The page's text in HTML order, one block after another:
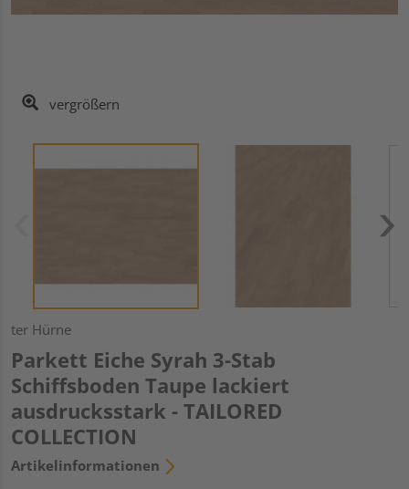
vergrößern
ter Hürne
Parkett Eiche Syrah 3-Stab
Schiffsboden Taupe lackiert
ausdrucksstark - TAILORED
COLLECTION
Artikelinformationen